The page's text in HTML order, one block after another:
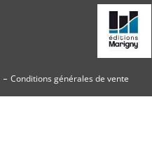
Conditions générales de vente